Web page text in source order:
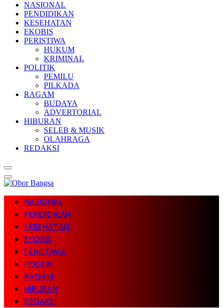
NASIONAL
PENDIDIKAN
KESEHATAN
EKOBIS
PERISTIWA
HUKUM
KRIMINAL
POLITIK
PEMILU
PILKADA
RAGAM
BUDAYA
ADVERTORIAL
HIBURAN
SELEB & MUSIK
OLAHRAGA
REDAKSI
NASIONAL
PENDIDIKAN
KESEHATAN
EKOBIS
PERISTIWA
POLITIK
RAGAM
HIBURAN
REDAKSI